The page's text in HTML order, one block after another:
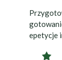
epetycje